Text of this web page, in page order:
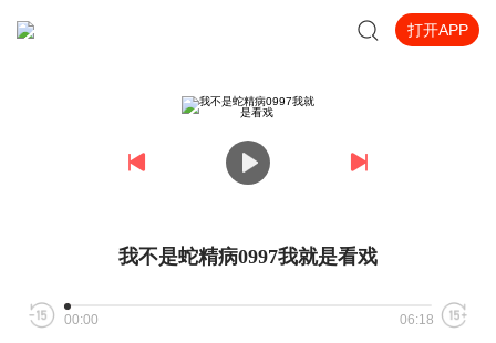
打开APP
我不是蛇精病0997我就是看戏
00:00 06:18